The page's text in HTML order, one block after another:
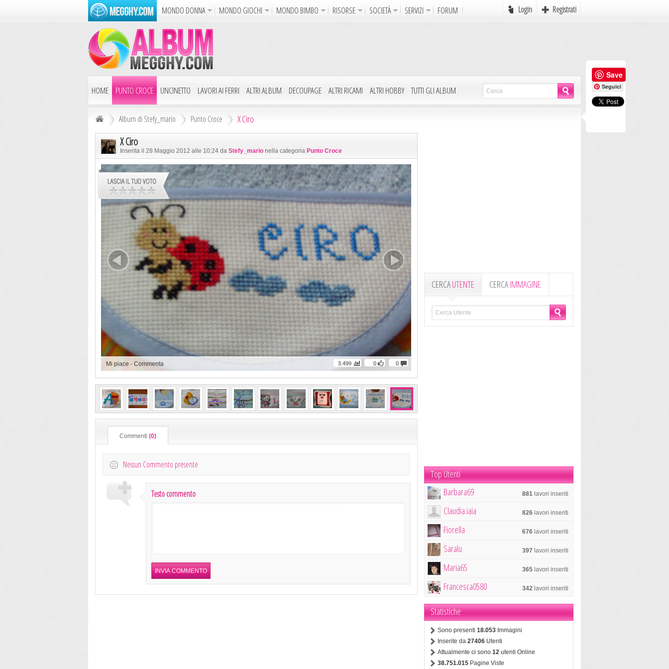
Save
Seguici
MONDO DONNA MONDO GIOCHI MONDO BIMBO RISORSE SOCIETÀ SERVIZI FORUM Login Registrati
Album Punto Croce Cucina
Azione Puzzle
Favole
Gif Animate Smiles Sfondi Programmi Mondo Pirati Icone
Notizie Religione Aforismi
Glitter Directory FreeUp
HOME PUNTO CROCE UNCINETTO LAVORI AI FERRI ALTRI ALBUM DECOUPAGE ALTRI RICAMI ALTRI HOBBY TUTTI GLI ALBUM
Album di Stefy_mario Punto Croce X Ciro
X Ciro
Inserita il 28 Maggio 2012 alle 10:24 da Stefy_mario nella categoria Punto Croce
Mi piace - Commenta 3.499 0
0
Commenti (0)
Nessun Commento presente
Testo commento
CERCAUTENTE CERCAIMMAGINE
Top Utenti
Barbara69
881 lavori inseriti
Claudia.iaia 826 lavori inseriti
Fiorella 676 lavori inseriti
Saralu 397 lavori inseriti
Maria65 365 lavori inseriti
Francesca0580 342 lavori inseriti
Statistiche
Sono presenti 18.053 Immagini
Inserite da 27406 Utenti
Attualmente ci sono 12 utenti Online
38.751.015 Pagine Viste